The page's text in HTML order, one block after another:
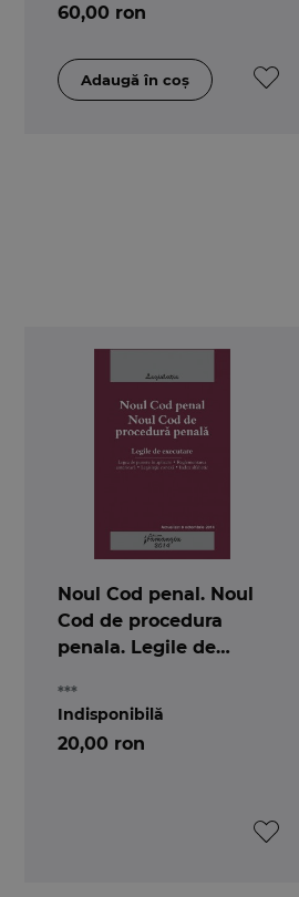
60,00 ron
Noul Cod penal. Noul
Cod de procedura
penala. Legile de
***
20,00 ron
Indisponibilă